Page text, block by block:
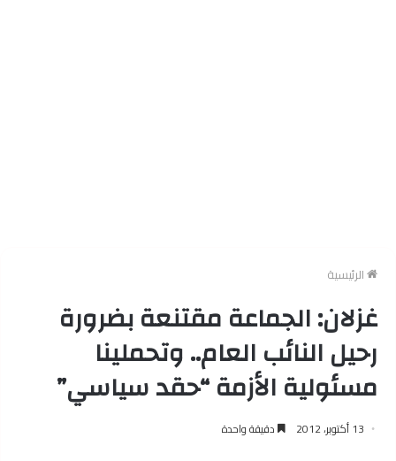
الرئيسية
غزلان: الجماعة مقتنعة بضرورة
رحيل النائب العام.. وتحملينا
مسئولية الأزمة “حقد سياسي”
13 أكتوبر، 2012 دقيقة واحدة